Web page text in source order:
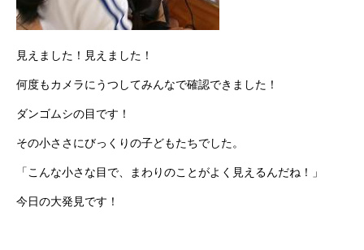
見えました！見えました！
何度もカメラにうつしてみんなで確認できました！
ダンゴムシの目です！
その小ささにびっくりの子どもたちでした。
「こんな小さな目で、まわりのことがよく見えるんだね！」
今日の大発見です！